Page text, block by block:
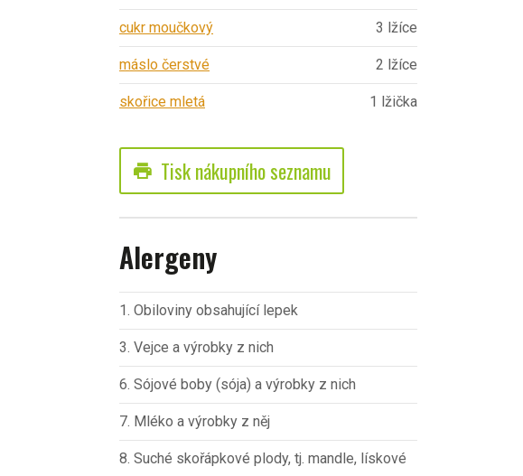
cukr moučkový 3 lžíce
máslo čerstvé 2 lžíce
skořice mletá 1 lžička
print Tisk nákupního seznamu
Alergeny
1. Obiloviny obsahující lepek
3. Vejce a výrobky z nich
6. Sójové boby (sója) a výrobky z nich
7. Mléko a výrobky z něj
8. Suché skořápkové plody, tj. mandle, lískové